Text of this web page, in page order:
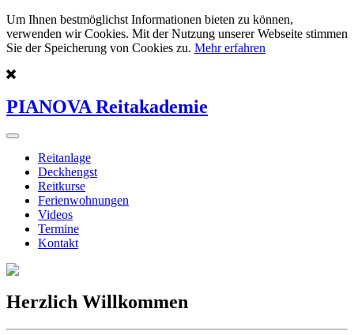
Um Ihnen bestmöglichst Informationen bieten zu können,
verwenden wir Cookies. Mit der Nutzung unserer Webseite stimmen
Sie der Speicherung von Cookies zu. Mehr erfahren
PIANOVA Reitakademie
Reitanlage
Deckhengst
Reitkurse
Ferienwohnungen
Videos
Termine
Kontakt
Herzlich Willkommen